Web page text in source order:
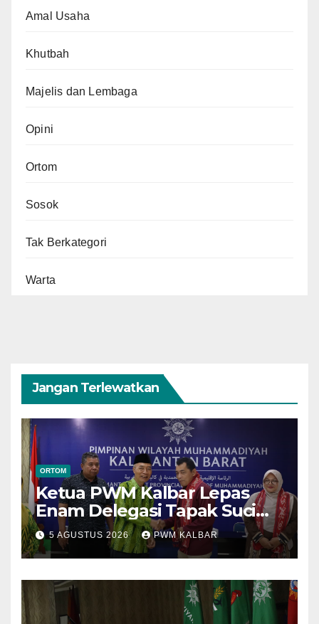
Amal Usaha
Khutbah
Majelis dan Lembaga
Opini
Ortom
Sosok
Tak Berkategori
Warta
Jangan Terlewatkan
ORTOM
Ketua PWM Kalbar Lepas
Enam Delegasi Tapak Suci
Menuju Muktamar XVI di
Semarang
5 AGUSTUS 2026 PWM KALBAR